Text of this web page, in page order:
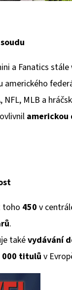
a Fanatics
amerického
MLB a
americkou
toho 450 v
.
takévydávání
000 titulů v